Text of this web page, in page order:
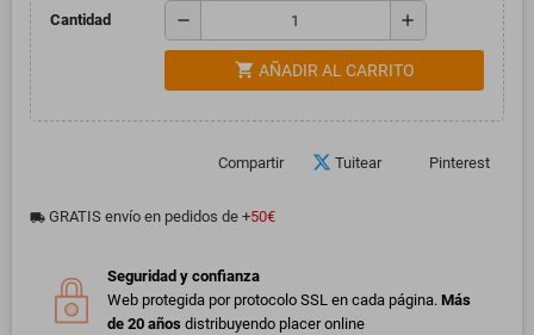
Cantidad remove add
shopping_cart AÑADIR AL CARRITO
Compartir Tuitear Pinterest
local_shipping GRATIS envío en pedidos de +50€
Seguridad y confianza
Web protegida por protocolo SSL en cada página. Más
de 20 años distribuyendo placer online